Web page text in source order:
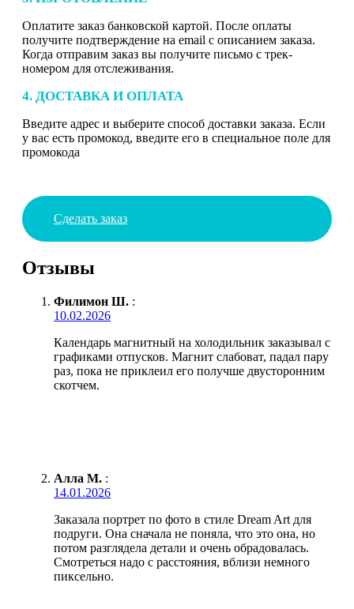
Оплатите заказ банковской картой. После оплаты
получите подтверждение на email с описанием заказа.
Когда отправим заказ вы получите письмо с трек-
номером для отслеживания.
4. ДОСТАВКА И ОПЛАТА
Введите адрес и выберите способ доставки заказа. Если
у вас есть промокод, введите его в специальное поле для
промокода
Сделать заказ
Отзывы
Филимон Ш. :
10.02.2026
Календарь магнитный на холодильник заказывал с
графиками отпусков. Магнит слабоват, падал пару
раз, пока не приклеил его получше двусторонним
скотчем.
Алла М. :
14.01.2026
Заказала портрет по фото в стиле Dream Art для
подруги. Она сначала не поняла, что это она, но
потом разглядела детали и очень обрадовалась.
Смотреться надо с расстояния, вблизи немного
пиксельно.